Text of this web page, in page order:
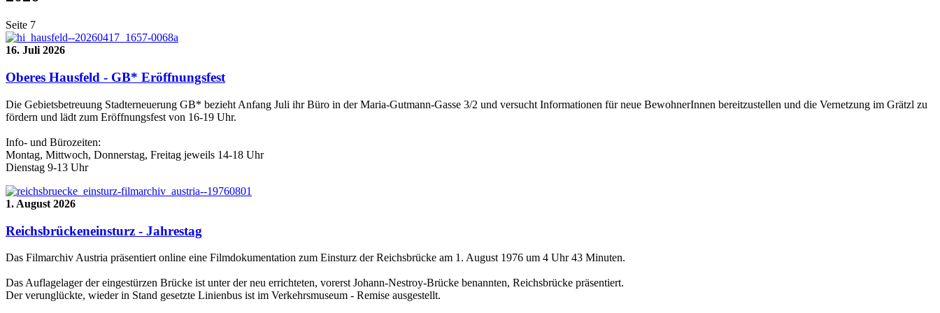
Seite 7
16. Juli 2026
Oberes Hausfeld - GB* Eröffnungsfest
Die Gebietsbetreuung Stadterneuerung GB* bezieht Anfang Juli ihr Büro in der Maria-Gutmann-Gasse 3/2 und versucht Informationen für neue BewohnerInnen bereitzustellen und die Vernetzung im Grätzl zu
fördern und lädt zum Eröffnungsfest von 16-19 Uhr.
Info- und Bürozeiten:
Montag, Mittwoch, Donnerstag, Freitag jeweils 14-18 Uhr
Dienstag 9-13 Uhr
1. August 2026
Reichsbrückeneinsturz - Jahrestag
Das Filmarchiv Austria präsentiert online eine Filmdokumentation zum Einsturz der Reichsbrücke am 1. August 1976 um 4 Uhr 43 Minuten.
Das Auflagelager der eingestürzen Brücke ist unter der neu errichteten, vorerst Johann-Nestroy-Brücke benannten, Reichsbrücke präsentiert.
Der verunglückte, wieder in Stand gesetzte Linienbus ist im Verkehrsmuseum - Remise ausgestellt.